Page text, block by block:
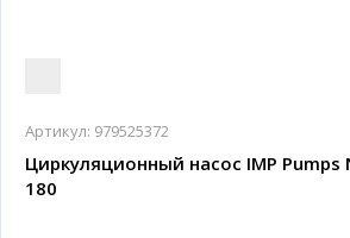
Артикул: 979525372
Циркуляционный насос IMP Pumps
180